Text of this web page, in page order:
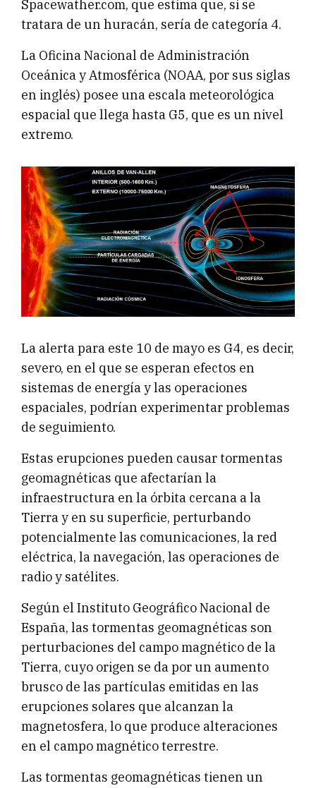
Spacewather.com, que estima que, si se
tratara de un huracán, sería de categoría 4.
La Oficina Nacional de Administración
Oceánica y Atmosférica (NOAA, por sus siglas
en inglés) posee una escala meteorológica
espacial que llega hasta G5, que es un nivel
extremo.
La alerta para este 10 de mayo es G4, es decir,
severo, en el que se esperan efectos en
sistemas de energía y las operaciones
espaciales, podrían experimentar problemas
de seguimiento.
Estas erupciones pueden causar tormentas
geomagnéticas que afectarían la
infraestructura en la órbita cercana a la
Tierra y en su superficie, perturbando
potencialmente las comunicaciones, la red
eléctrica, la navegación, las operaciones de
radio y satélites.
Según el Instituto Geográfico Nacional de
España, las tormentas geomagnéticas son
perturbaciones del campo magnético de la
Tierra, cuyo origen se da por un aumento
brusco de las partículas emitidas en las
erupciones solares que alcanzan la
magnetosfera, lo que produce alteraciones
en el campo magnético terrestre.
Las tormentas geomagnéticas tienen un